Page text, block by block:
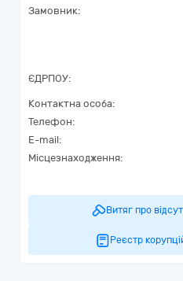
Замовник:
ЄДРПОУ:
Контактна особа:
Телефон:
E-mail:
Місцезнаходження:
Витяг про
Реєстр